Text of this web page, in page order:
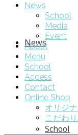
News
School
News
School
Media
Event
About
Menu
School
Access
Contact
Online Shop
オリジ
こだわ